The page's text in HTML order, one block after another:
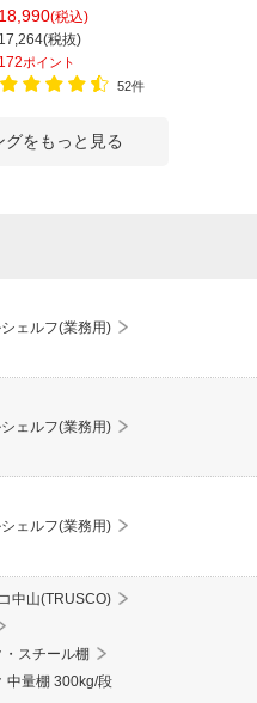
シェルゴ 幅1515×奥行460×高さ
1740mm
18,990(税込)
17,264(税抜)
172ポイント
52件
をもっと見る
ェルフ(業務用)
ェルフ(業務用)
ェルフ(業務用)
中山(TRUSCO)
スチール棚
中量棚 300kg/段